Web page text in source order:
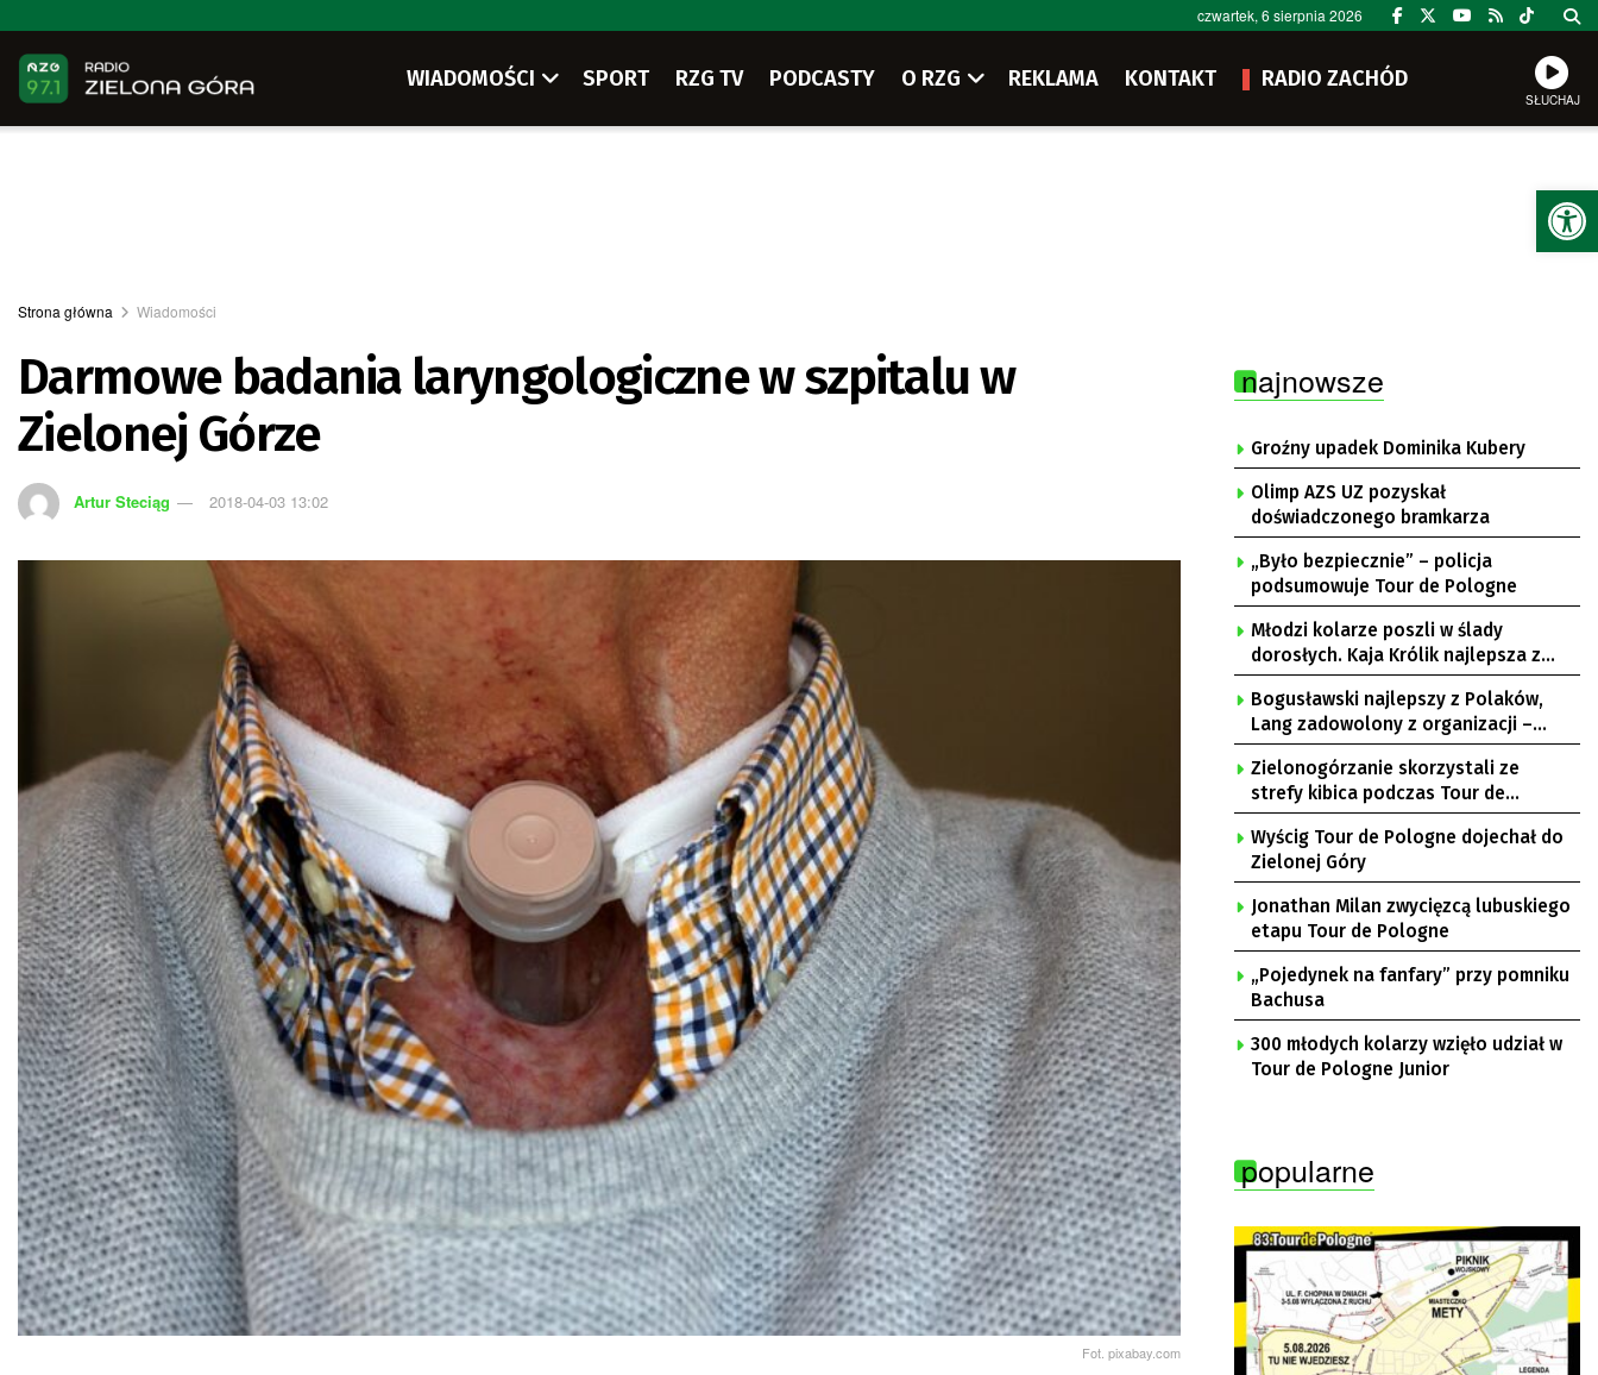
czwartek, 6 sierpnia 2026
WIADOMOŚCI SPORT RZG TV PODCASTY O RZG REKLAMA KONTAKT RADIO ZACHÓD
SŁUCHAJ
Strona główna Wiadomości
Darmowe badania laryngologiczne w szpitalu w
Zielonej Górze
Artur Steciąg 2018-04-03 13:02
Fot. pixabay.com
najnowsze
Groźny upadek Dominika Kubery
Olimp AZS UZ pozyskał
doświadczonego bramkarza
„Było bezpiecznie” – policja
podsumowuje Tour de Pologne
Młodzi kolarze poszli w ślady
dorosłych. Kaja Królik najlepsza z
Lubuszanek w Tour de Pologne Junior
Bogusławski najlepszy z Polaków,
Lang zadowolony z organizacji –
komentarze po 3. etapie Tour de
Pologne
Zielonogórzanie skorzystali ze
strefy kibica podczas Tour de
Pologne
Wyścig Tour de Pologne dojechał do
Zielonej Góry
Jonathan Milan zwycięzcą lubuskiego
etapu Tour de Pologne
„Pojedynek na fanfary” przy pomniku
Bachusa
300 młodych kolarzy wzięło udział w
Tour de Pologne Junior
popularne